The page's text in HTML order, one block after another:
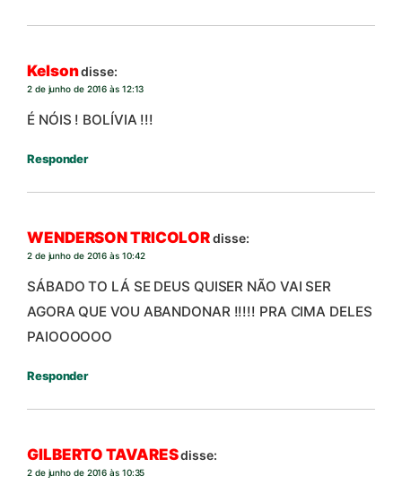
Kelsondisse:
2 de junho de 2016 às 12:13
É NÓIS ! BOLÍVIA !!!
Responder
WENDERSON TRICOLORdisse:
2 de junho de 2016 às 10:42
SÁBADO TO LÁ SE DEUS QUISER NÃO VAI SER
AGORA QUE VOU ABANDONAR !!!!! PRA CIMA DELES
PAIOOOOOO
Responder
GILBERTO TAVARESdisse:
2 de junho de 2016 às 10:35